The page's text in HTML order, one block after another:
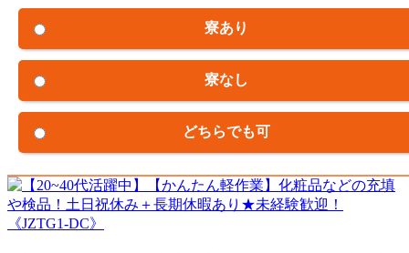
寮あり
寮なし
どちらでも可